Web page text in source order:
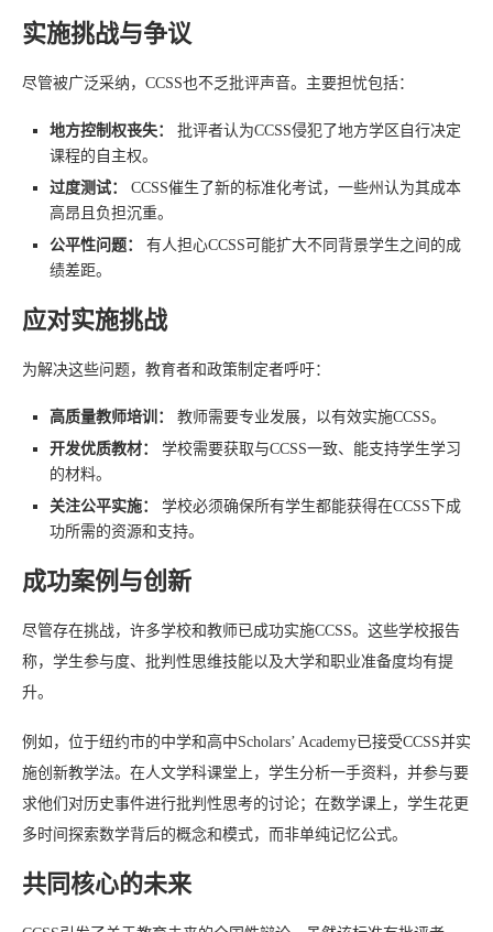
实施挑战与争议
尽管被广泛采纳，CCSS也不乏批评声音。主要担忧包括：
地方控制权丧失：
批评者认为CCSS侵犯了地方学区自行决定
课程的自主权。
过度测试：
CCSS催生了新的标准化考试，一些州认为其成本
高昂且负担沉重。
公平性问题：
有人担心CCSS可能扩大不同背景学生之间的成
绩差距。
应对实施挑战
为解决这些问题，教育者和政策制定者呼吁：
高质量教师培训：
教师需要专业发展，以有效实施CCSS。
开发优质教材：
学校需要获取与CCSS一致、能支持学生学习
的材料。
关注公平实施：
学校必须确保所有学生都能获得在CCSS下成
功所需的资源和支持。
成功案例与创新
尽管存在挑战，许多学校和教师已成功实施CCSS。这些学校报告
称，学生参与度、批判性思维技能以及大学和职业准备度均有提
升。
例如，位于纽约市的中学和高中Scholars’ Academy已接受CCSS并实
施创新教学法。在人文学科课堂上，学生分析一手资料，并参与要
求他们对历史事件进行批判性思考的讨论；在数学课上，学生花更
多时间探索数学背后的概念和模式，而非单纯记忆公式。
共同核心的未来